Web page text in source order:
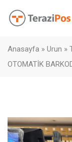
Anasayfa » Urun »
OTOMATİK